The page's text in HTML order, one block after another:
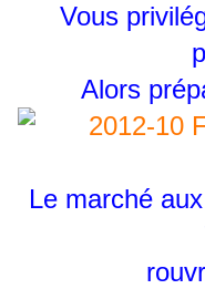
Vous
Alors
Le marché